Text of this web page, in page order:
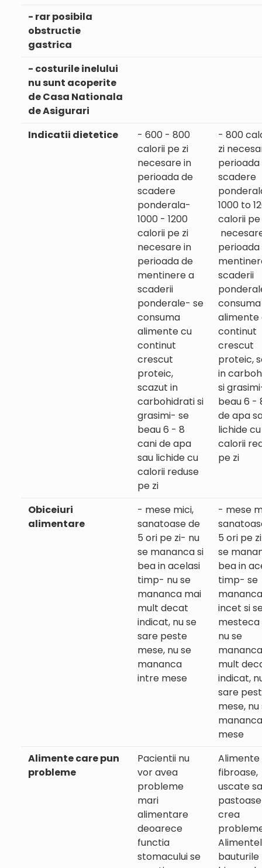
- rar posibila
obstructie
gastrica
- costurile inelului
nu sunt acoperite
de Casa Nationala
de Asigurari
Indicatii dietetice
- 600 - 800
calorii pe zi
necesare in
perioada de
scadere
ponderala-
1000 - 1200
calorii pe zi
necesare in
perioada de
mentinere a
scaderii
ponderale- se
consuma
alimente cu
continut
crescut
proteic,
scazut in
carbohidrati si
grasimi- se
beau 6 - 8
cani de apa
sau lichide cu
calorii reduse
pe zi
- 800
zi
perioada
scadere
1000 to
calorii pe
perioada
scaderii
consuma
alimente
continut
crescut
proteic,
in
si
beau 6 -
de apa
lichide cu
calorii
pe zi
Obiceiuri
alimentare
- mese mici,
sanatoase de
5 ori pe zi- nu
se mananca si
bea in acelasi
timp- nu se
mananca mai
mult decat
indicat, nu se
sare peste
mese, nu se
mananca
intre mese
- mese
5 ori pe
se
bea in
timp- se
mananca
incet si
nu se
mult
indicat,
sare
mese, nu
mese
Alimente care pun
probleme
Pacientii nu
vor avea
probleme
mari
alimentare
deoarece
functia
stomacului se
Alimente
fibroase,
uscate
crea
bauturile